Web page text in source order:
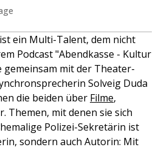
ein Multi-Talent, dem nicht
Podcast "Abendkasse - Kultur
gemeinsam mit der Theater-
Solveig Duda
die beiden über Filme,
Themen, mit denen sie sich
Polizei-Sekretärin ist
sondern auch Autorin: Mit